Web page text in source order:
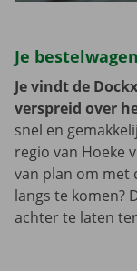
Je
Je vindt de
verspreid over
snel en
regio van Hoeke
van plan om met
langs te komen?
achter te laten